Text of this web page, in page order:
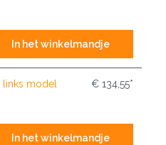
In het winkelmandje
links model
€ 134,55*
In het winkelmandje